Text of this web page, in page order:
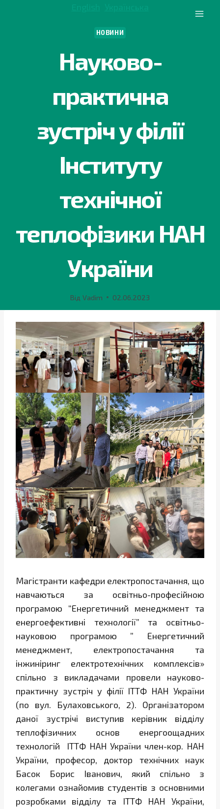
НОВИНИ
Науково-
практична
зустріч у філії
Інституту
технічної
теплофізики НАН
України
Від Vadim 02.06.2023
Магістранти кафедри електропостачання, що
навчаються за освітньо-професійною
програмою “Енергетичний менеджмент та
енергоефективні технології” та освітньо-
науковою програмою ” Енергетичний
менеджмент, електропостачання та
інжиніринг електротехнічних комплексів»
спільно з викладачами провели науково-
практичну зустріч у філії ІТТФ НАН України
(по вул. Булаховського, 2). Організатором
даної зустрічі виступив керівник відділу
теплофізичних основ енергоощадних
технологій ІТТФ НАН України член-кор. НАН
України, професор, доктор технічних наук
Басок Борис Іванович, який спільно з
колегами ознайомив студентів з основними
розробками відділу та ІТТФ НАН України,